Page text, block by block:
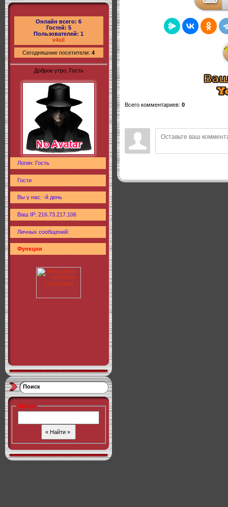
Онлайн всего: 6
Гостей: 5
Пользователей: 1
v4sil
Сегодняшние посетители: 4
Доброе утро, Гость
Логин: Гость
Гости
Вы у нас: -й день
Ваш IP: 216.73.217.106
Личных сообщений:
Функции
Поиск
Поиск:
Всего комментариев: 0